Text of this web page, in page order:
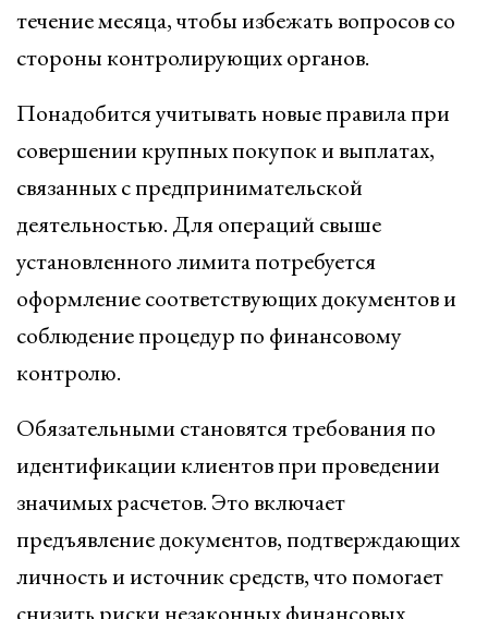
течение месяца, чтобы избежать вопросов со
стороны контролирующих органов.
Понадобится учитывать новые правила при
совершении крупных покупок и выплатах,
связанных с предпринимательской
деятельностью. Для операций свыше
установленного лимита потребуется
оформление соответствующих документов и
соблюдение процедур по финансовому
контролю.
Обязательными становятся требования по
идентификации клиентов при проведении
значимых расчетов. Это включает
предъявление документов, подтверждающих
личность и источник средств, что помогает